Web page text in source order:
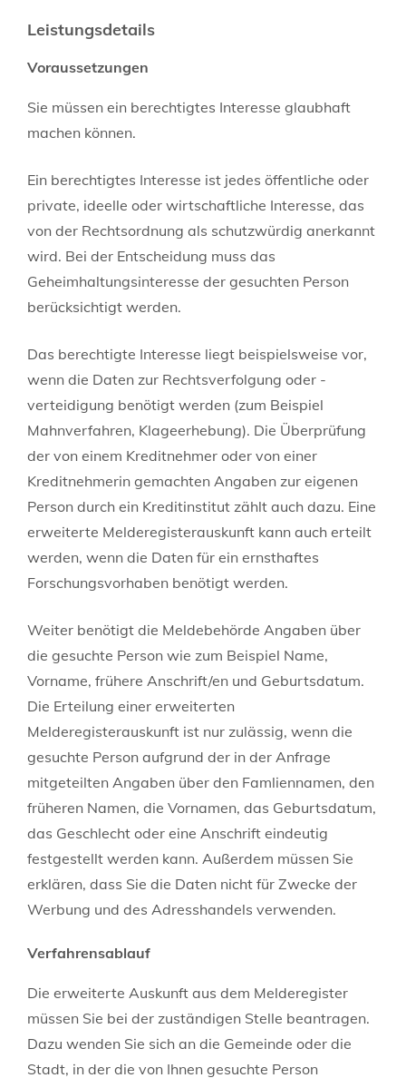
Leistungsdetails
Voraussetzungen
Sie müssen ein berechtigtes Interesse glaubhaft
machen können.
Ein berechtigtes Interesse ist jedes öffentliche oder
private, ideelle oder wirtschaftliche Interesse, das
von der Rechtsordnung als schutzwürdig anerkannt
wird. Bei der Entscheidung muss das
Geheimhaltungsinteresse der gesuchten Person
berücksichtigt werden.
Das berechtigte Interesse liegt beispielsweise vor,
wenn die Daten zur Rechtsverfolgung oder -
verteidigung benötigt werden (zum Beispiel
Mahnverfahren, Klageerhebung). Die Überprüfung
der von einem Kreditnehmer oder von einer
Kreditnehmerin gemachten Angaben zur eigenen
Person durch ein Kreditinstitut zählt auch dazu. Eine
erweiterte Melderegisterauskunft kann auch erteilt
werden, wenn die Daten für ein ernsthaftes
Forschungsvorhaben benötigt werden.
Weiter benötigt die Meldebehörde Angaben über
die gesuchte Person wie zum Beispiel Name,
Vorname, frühere Anschrift/en und Geburtsdatum.
Die Erteilung einer erweiterten
Melderegisterauskunft ist nur zulässig, wenn die
gesuchte Person aufgrund der in der Anfrage
mitgeteilten Angaben über den Famliennamen, den
früheren Namen, die Vornamen, das Geburtsdatum,
das Geschlecht oder eine Anschrift eindeutig
festgestellt werden kann. Außerdem müssen Sie
erklären, dass Sie die Daten nicht für Zwecke der
Werbung und des Adresshandels verwenden.
Verfahrensablauf
Die erweiterte Auskunft aus dem Melderegister
müssen Sie bei der zuständigen Stelle beantragen.
Dazu wenden Sie sich an die Gemeinde oder die
Stadt, in der die von Ihnen gesuchte Person